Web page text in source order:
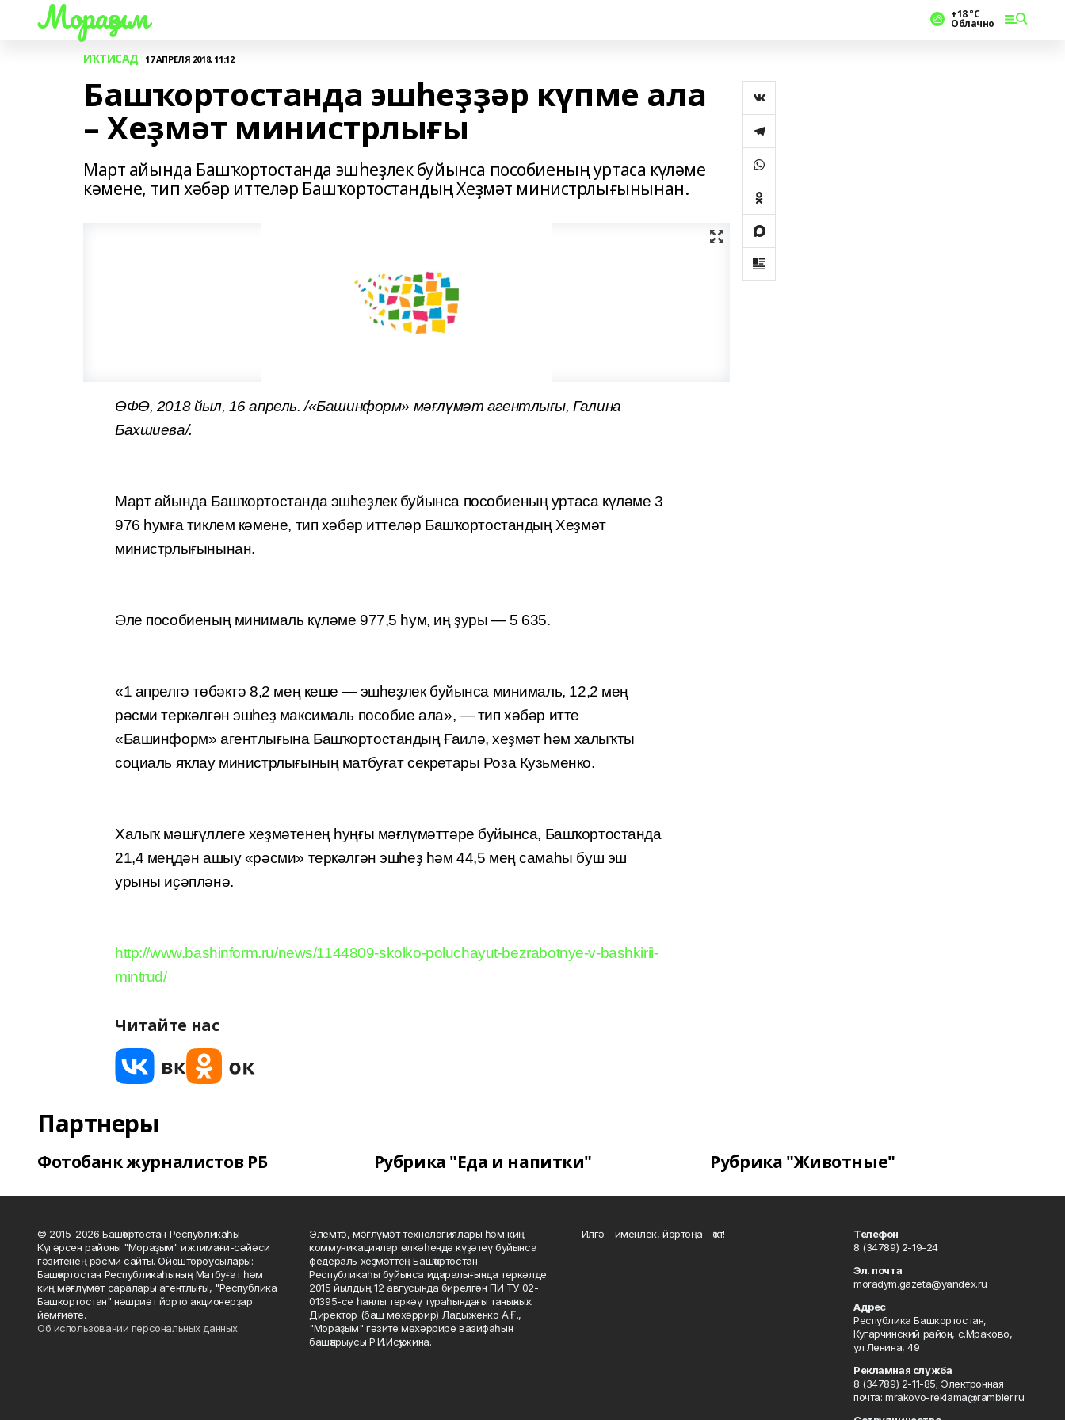
Мораҙым +18 °С
Облачно
ИҠТИСАД 17 АПРЕЛЯ 2018, 11:12
Башҡортостанда эшһеҙҙәр күпме ала
– Хеҙмәт министрлығы
Март айында Башҡортостанда эшһеҙлек буйынса пособиеның уртаса күләме
кәмене, тип хәбәр иттеләр Башҡортостандың Хеҙмәт министрлығынынан.
ӨФӨ, 2018 йыл, 16 апрель. /«Башинформ» мәғлүмәт агентлығы, Галина
Бахшиева/.
Март айында Башҡортостанда эшһеҙлек буйынса пособиеның уртаса күләме 3
976 һумға тиклем кәмене, тип хәбәр иттеләр Башҡортостандың Хеҙмәт
министрлығынынан.
Әле пособиеның минималь күләме 977,5 һум, иң ҙуры — 5 635.
«1 апрелгә төбәктә 8,2 мең кеше — эшһеҙлек буйынса минималь, 12,2 мең
рәсми теркәлгән эшһеҙ максималь пособие ала», — тип хәбәр итте
«Башинформ» агентлығына Башҡортостандың Ғаилә, хеҙмәт һәм халыҡты
социаль яҡлау министрлығының матбуғат секретары Роза Кузьменко.
Халыҡ мәшғүллеге хеҙмәтенең һуңғы мәғлүмәттәре буйынса, Башҡортостанда
21,4 меңдән ашыу «рәсми» теркәлгән эшһеҙ һәм 44,5 мең самаһы буш эш
урыны иҫәпләнә.
http://www.bashinform.ru/news/1144809-skolko-poluchayut-bezrabotnye-v-bashkirii-
mintrud/
Читайте нас
Партнеры
Фотобанк журналистов РБ Рубрика "Еда и напитки" Рубрика "Животные"
© 2015-2026 Башҡортостан Республикаһы
Күгәрсен районы "Мораҙым" ижтимағи-сәйәси
гәзитенең рәсми сайты. Ойоштороусылары:
Башҡортостан Республикаһының Матбуғат һәм
киң мәғлүмәт саралары агентлығы, "Республика
Башкортостан" нәшриәт йорто акционерҙар
йәмғиәте.
Об использовании персональных данных
Элемтә, мәғлүмәт технологиялары һәм киң
коммуникациялар өлкәһендә күҙәтеү буйынса
федераль хеҙмәттең Башҡортостан
Республикаһы буйынса идаралығында теркәлде.
2015 йылдың 12 авгусында бирелгән ПИ ТУ 02-
01395-се һанлы теркәү тураһындағы таныҡлыҡ.
Директор (баш мөхәррир) Ладыженко А.Ғ.,
"Мораҙым" гәзите мөхәррире вазифаһын
башҡарыусы Р.И.Исҡужина.
Илгә - именлек, йортоңа - ҡот!
Телефон
8 (34789) 2-19-24
Эл. почта
moradym.gazeta@yandex.ru
Адрес
Республика Башкортостан,
Кугарчинский район, с.Мраково,
ул.Ленина, 49
Рекламная служба
8 (34789) 2-11-85; Электронная
почта: mrakovo-reklama@rambler.ru